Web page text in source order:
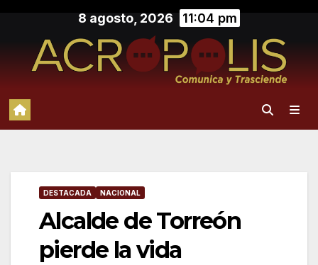
contenido
8 agosto, 2026 11:04 pm
DESTACADA NACIONAL
Alcalde de Torreón
pierde la vida